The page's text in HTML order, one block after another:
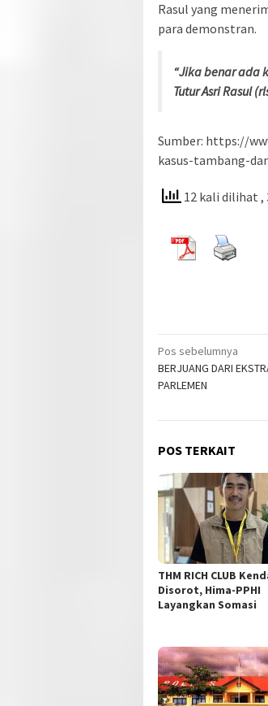
Rasul yang
para demonstran.
“Jika benar ada
Tutur Asri Rasul
Sumber: https://
kasus-tambang-
12 kali dilihat ,
Navigasi
pos
Pos sebelumnya
BERJUANG DARI
PARLEMEN
POS TERKAIT
THM RICH CLUB
Disorot, Hima-PPHI
Layangkan Somasi